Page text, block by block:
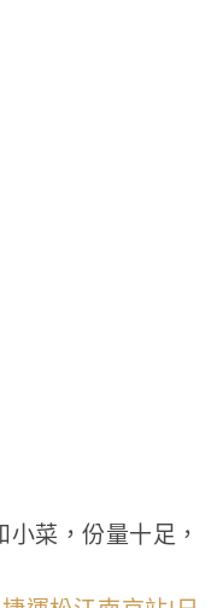
菜，份量十足，